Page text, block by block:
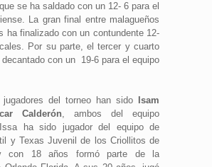
se ha saldado con un 12- 6 para el
La gran final entre malagueños
ha finalizado con un contundente 12-
Por su parte, el tercer y cuarto
con un 19-6 para el equipo
jugadores del torneo han sido
Isam
Calderón, ambos del equipo
Issa ha sido jugador del equipo de
y Texas Juvenil de los Criollitos de
con 18 años formó parte de la